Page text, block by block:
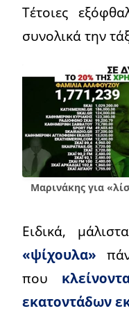
Τέτοιες
συνολικά την
Μαρινάκης για
Ειδικά,
«ψίχουλα»
που
εκατοντάδων